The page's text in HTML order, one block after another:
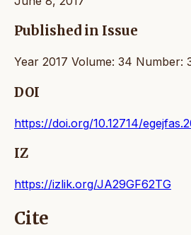
Published in Issue
Year 2017 Volume: 34 Number:
DOI
https://doi.org/10.12714/
IZ
https://izlik.org/JA29GF62TG
Cite